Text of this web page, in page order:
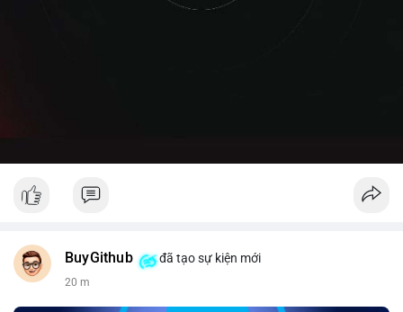
BuyGithub đã tạo sự kiện mới
20 m